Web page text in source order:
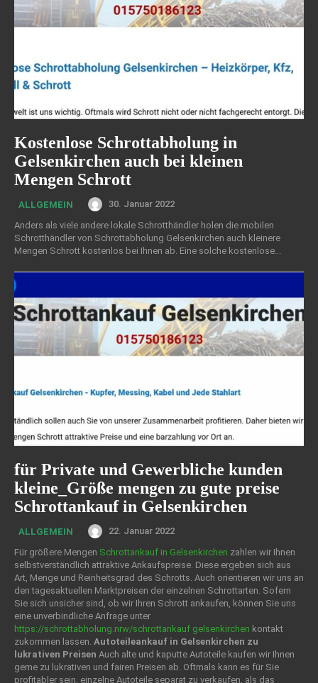
Kostenlose Schrottabholung in
Gelsenkirchen auch bei kleinen
Mengen Schrott
ALLGEMEIN
30. Januar 2022
Anders als viele andere lokale Schrotthändler holen die mobilen
Schrotthändler von Schrottabholung Gelsenkirchen auch kleinere
Mengen Schrott kostenlos bei Ihnen ab. Eine solche kostenlose...
für Private und Gewerbliche kunden
kleine_Größe mengen zu gute preise
Schrottankauf in Gelsenkirchen
ALLGEMEIN
22. Januar 2022
Für größere Mengen Schrottankauf in Gelsenkirchen zahlen wir Ihnen
selbstverständlich attraktive Ankaufspreise. Diese ergeben sich aus
Art, Menge und Reinheitsgrad des Schrotts. Auch orientieren wir uns an
den tagesaktuellen Marktpreisen der einzelnen Schrottarten. Sofern
Sie sich unsicher sind, ob wir Ihren Schrott ankaufen, können Sie uns
eine unverbindliche Anfrage unter
https://schrottabholung.nrw/schrottankauf gelsenkirchen kontakt
zukommen lassen. Autoteileankauf in Gelsenkirchen zu
lukrativen Preisen Auch alte und kaputte Autoteile kaufen wir Ihnen
gerne zu lukrativen und fairen Preisen ab. Oftmals kann es für Sie
profitabler sein, einzelne Autoteile separat zu verkaufen, als das